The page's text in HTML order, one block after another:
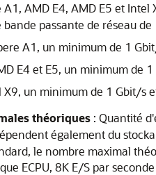
AMD E4, AMD E5 et
bande passante de réseau
A1, un minimum de 1
E4 et E5, un minimum de
un minimum de 1 Gbit/s
théoriques : Quantité
également du
le nombre maximal
ECPU, 8K E/S par